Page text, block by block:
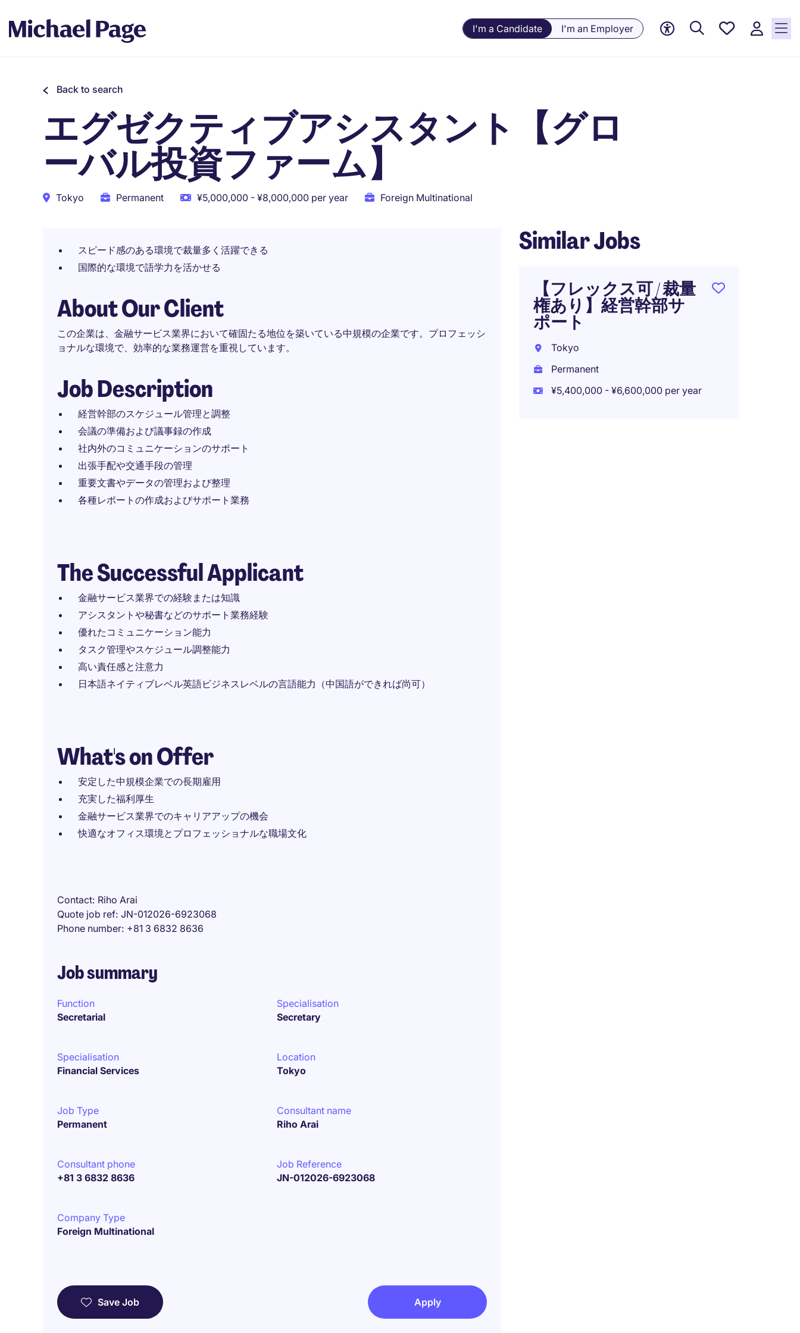
I'm a Candidate I'm an Employer
Saved
Back to search
エグゼクティブアシスタント【グロ
ーバル投資ファーム】
Tokyo Permanent ¥5,000,000 - ¥8,000,000 per year Foreign Multinational
スピード感のある環境で裁量多く活躍できる
国際的な環境で語学力を活かせる
About Our Client
この企業は、金融サービス業界において確固たる地位を築いている中規模の企業です。プロフェッシ
ョナルな環境で、効率的な業務運営を重視しています。
Job Description
経営幹部のスケジュール管理と調整
会議の準備および議事録の作成
社内外のコミュニケーションのサポート
出張手配や交通手段の管理
重要文書やデータの管理および整理
各種レポートの作成およびサポート業務
The Successful Applicant
金融サービス業界での経験または知識
アシスタントや秘書などのサポート業務経験
優れたコミュニケーション能力
タスク管理やスケジュール調整能力
高い責任感と注意力
日本語ネイティブレベル英語ビジネスレベルの言語能力（中国語ができれば尚可）
What's on Offer
安定した中規模企業での長期雇用
充実した福利厚生
金融サービス業界でのキャリアアップの機会
快適なオフィス環境とプロフェッショナルな職場文化
Contact Riho Arai
Quote job ref JN-012026-6923068
Phone number +81 3 6832 8636
Job summary
Function
Secretarial
Specialisation
Secretary
Specialisation
Financial Services
Location
Tokyo
Job Type
Permanent
Consultant name
Riho Arai
Consultant phone
+81 3 6832 8636
Job Reference
JN-012026-6923068
Company Type
Foreign Multinational
Save Job Apply
Similar Jobs
【フレックス可 / 裁量
権あり】経営幹部サ
ポート
Tokyo
Permanent
¥5,400,000 - ¥6,600,000 per year